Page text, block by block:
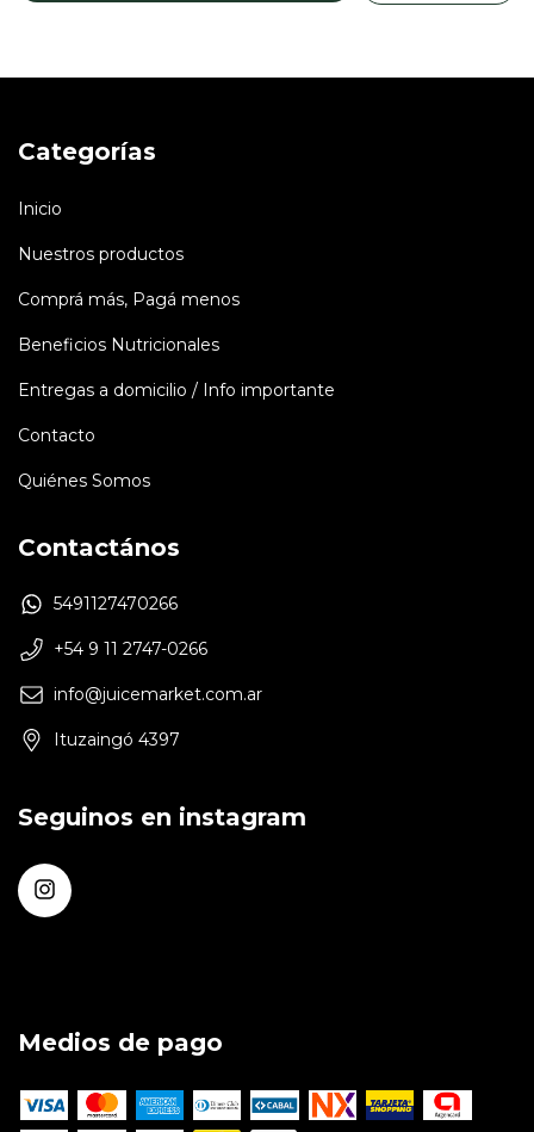
Categorías
Inicio
Nuestros productos
Comprá más, Pagá menos
Beneficios Nutricionales
Entregas a domicilio / Info importante
Contacto
Quiénes Somos
Contactános
5491127470266
+54 9 11 2747-0266
info@juicemarket.com.ar
Ituzaingó 4397
Seguinos en instagram
Medios de pago